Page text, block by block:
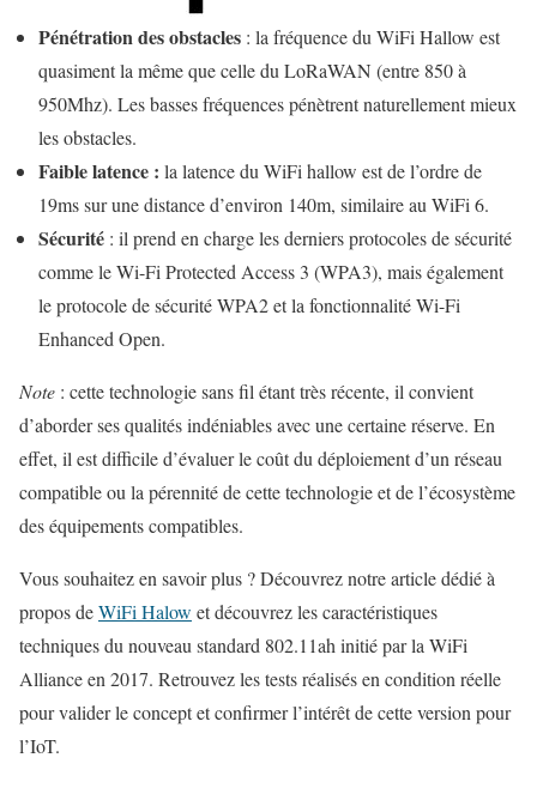
Pénétration des obstacles : la fréquence du WiFi Hallow est
quasiment la même que celle du LoRaWAN (entre 850 à
950Mhz). Les basses fréquences pénètrent naturellement mieux
les obstacles.
Faible latence : la latence du WiFi hallow est de l’ordre de
19ms sur une distance d’environ 140m, similaire au WiFi 6.
Sécurité : il prend en charge les derniers protocoles de sécurité
comme le Wi-Fi Protected Access 3 (WPA3), mais également
le protocole de sécurité WPA2 et la fonctionnalité Wi-Fi
Enhanced Open.
Note : cette technologie sans fil étant très récente, il convient
d’aborder ses qualités indéniables avec une certaine réserve. En
effet, il est difficile d’évaluer le coût du déploiement d’un réseau
compatible ou la pérennité de cette technologie et de l’écosystème
des équipements compatibles.
Vous souhaitez en savoir plus ? Découvrez notre article dédié à
propos deWiFi Halow et découvrez les caractéristiques
techniques du nouveau standard 802.11ah initié par la WiFi
Alliance en 2017. Retrouvez les tests réalisés en condition réelle
pour valider le concept et confirmer l’intérêt de cette version pour
l’IoT.